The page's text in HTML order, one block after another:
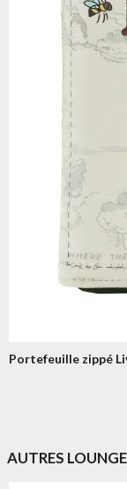
Portefeuille zippé
AUTRES